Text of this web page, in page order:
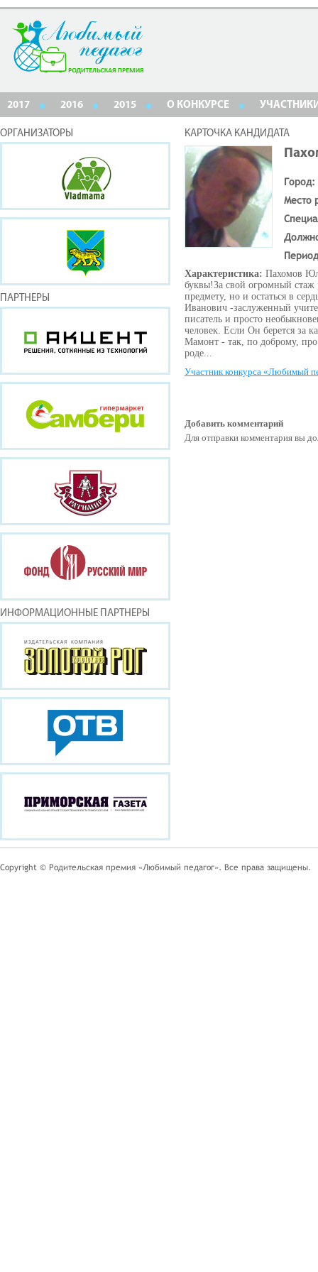
2017 2016 2015 О КОНКУРСЕ
ОРГАНИЗАТОРЫ
ПАРТНЕРЫ
ИНФОРМАЦИОННЫЕ ПАРТНЕРЫ
КАРТОЧКА КАНДИДАТА
Город:
Место
Характеристика: Пахомов
буквы!За свой огромный стаж
предмету, но и остаться в
Иванович -заслуженный
писатель и просто
человек. Если Он берется за
Мамонт - так, по доброму,
роде...
Участник конкурса «Любимый
Добавить комментарий
Для отправки комментария вы
Copyright © Родительская премия «Любимый педагог». Все права защищены.